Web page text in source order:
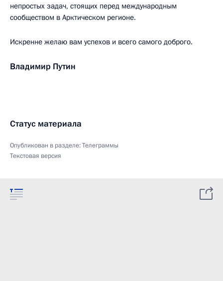
непростых задач, стоящих перед международным
сообществом в Арктическом регионе.
Искренне желаю вам успехов и всего самого доброго.
Владимир Путин
Статус материала
Опубликован в разделе:Телеграммы
Текстовая версия